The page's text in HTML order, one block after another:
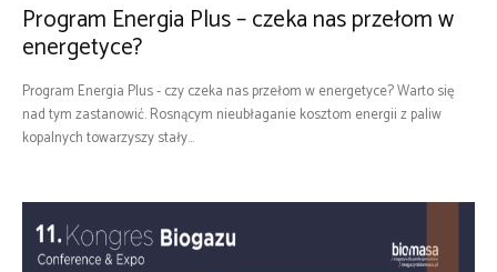
Program Energia Plus – czeka nas przełom w
energetyce?
Program Energia Plus - czy czeka nas przełom w energetyce? Warto się
nad tym zastanowić. Rosnącym nieubłaganie kosztom energii z paliw
kopalnych towarzyszy stały...